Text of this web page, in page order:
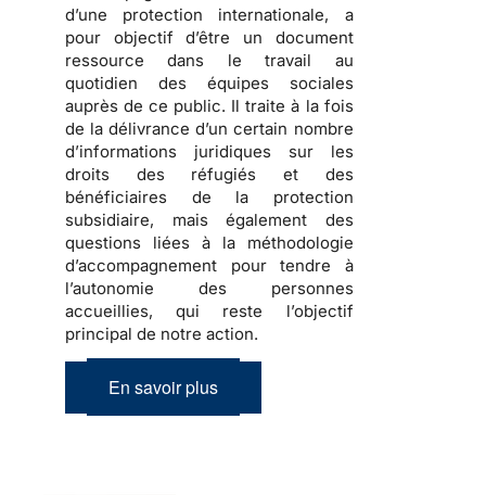
d’une protection internationale, a
pour objectif d’être un document
ressource dans le travail au
quotidien des équipes sociales
auprès de ce public. Il traite à la fois
de ladélivrance d’un certain nombre
d’informations juridiques sur les
droits des réfugiés et des
bénéficiaires de la protection
subsidiaire, mais également des
questions liées à la méthodologie
d’accompagnement pour tendre à
l’autonomie des personnes
accueillies, qui reste l’objectif
principal de notre action.
En savoir plus